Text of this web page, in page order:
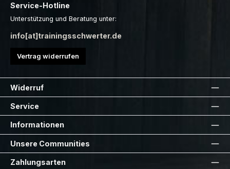
Service-Hotline
Unterstützung und Beratung unter:
info[at]trainingsschwerter.de
Vertrag widerrufen
Widerruf
Service
Informationen
Unsere Communities
Zahlungsarten